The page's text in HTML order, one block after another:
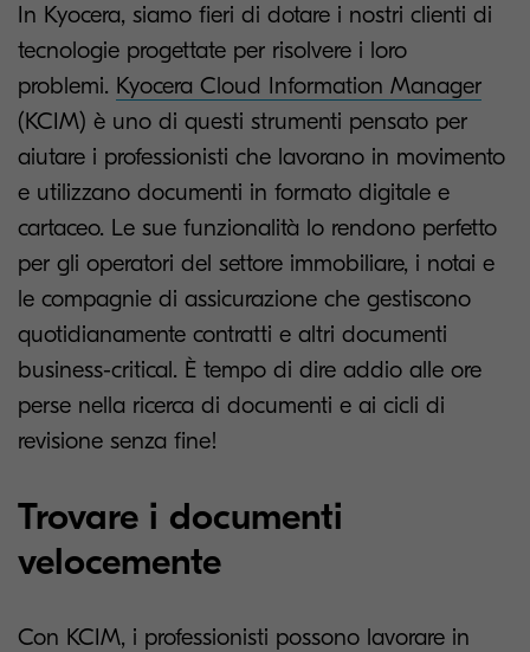
In Kyocera, siamo fieri di dotare i nostri clienti di
tecnologie progettate per risolvere i loro
problemi. Kyocera Cloud Information Manager
(KCIM) è uno di questi strumenti pensato per
aiutare i professionisti che lavorano in movimento
e utilizzano documenti in formato digitale e
cartaceo. Le sue funzionalità lo rendono perfetto
per gli operatori del settore immobiliare, i notai e
le compagnie di assicurazione che gestiscono
quotidianamente contratti e altri documenti
business-critical. È tempo di dire addio alle ore
perse nella ricerca di documenti e ai cicli di
revisione senza fine!
Trovare i documenti
velocemente
Con KCIM, i professionisti possono lavorare in